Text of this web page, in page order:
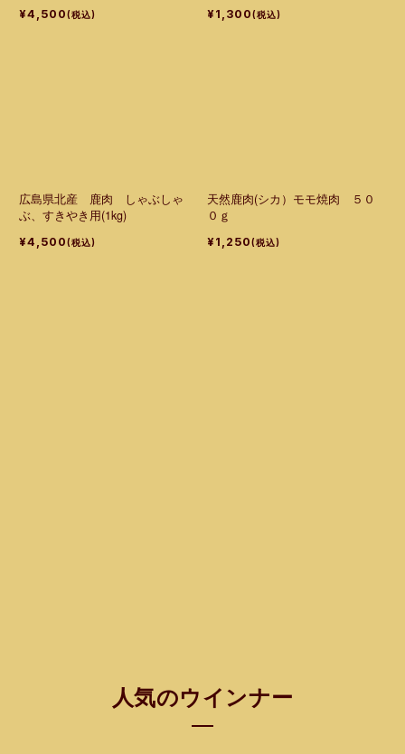
¥4,500(税込) ¥1,300(税込)
広島県北産 鹿肉 しゃぶしゃ
ぶ、すきやき用(1kg)
¥4,500(税込)
天然鹿肉(シカ）モモ焼肉 ５０
０ｇ
¥1,250(税込)
人気のウインナー